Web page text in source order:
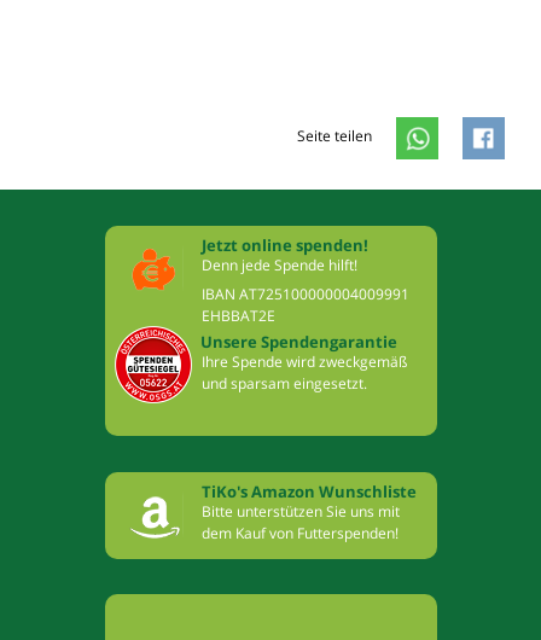
Seite teilen
Jetzt online spenden!
Denn jede Spende hilft!
IBAN AT725100000004009991
EHBBAT2E
Unsere Spendengarantie
Ihre Spende wird zweckgemäß
und sparsam eingesetzt.
TiKo's Amazon Wunschliste
Bitte unterstützen Sie uns mit
dem Kauf von Futterspenden!